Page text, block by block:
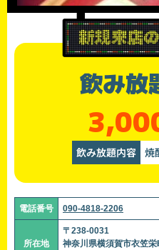
飲み放
飲み放題内容 焼
電話番号 090-4818-2206
所在地
〒238-0031
神奈川県横須賀市衣笠